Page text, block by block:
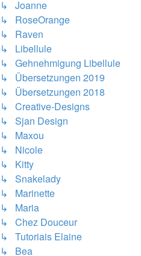
↳ Joanne
↳ RoseOrange
↳ Raven
↳ Libellule
↳ Gehnehmigung Libellule
↳ Übersetzungen 2019
↳ Übersetzungen 2018
↳ Creative-Designs
↳ Sjan Design
↳ Maxou
↳ Nicole
↳ Kitty
↳ Snakelady
↳ Marinette
↳ Maria
↳ Chez Douceur
↳ Tutoriais Elaine
↳ Bea